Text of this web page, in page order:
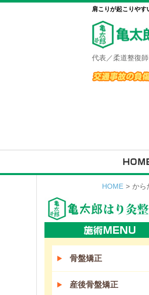
肩こりが起こりや
代表／柔道整復
HOME > から
骨盤矯正
産後骨盤矯正